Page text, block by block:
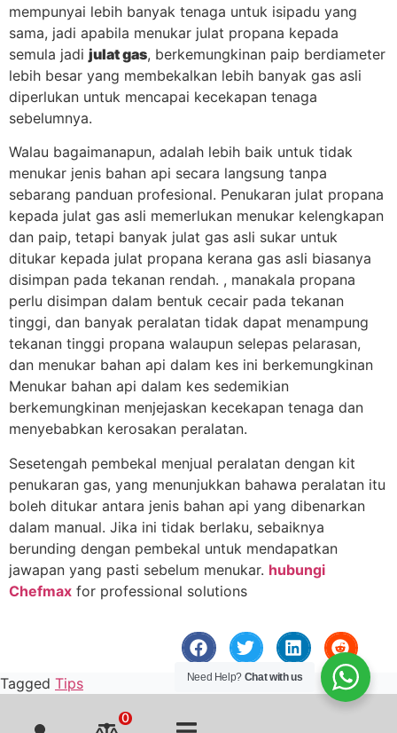
mempunyai lebih banyak tenaga untuk isipadu yang
sama, jadi apabila menukar julat propana kepada
semula jadi julat gas, berkemungkinan paip berdiameter
lebih besar yang membekalkan lebih banyak gas asli
diperlukan untuk mencapai kecekapan tenaga
sebelumnya.
Walau bagaimanapun, adalah lebih baik untuk tidak
menukar jenis bahan api secara langsung tanpa
sebarang panduan profesional. Penukaran julat propana
kepada julat gas asli memerlukan menukar kelengkapan
dan paip, tetapi banyak julat gas asli sukar untuk
ditukar kepada julat propana kerana gas asli biasanya
disimpan pada tekanan rendah. , manakala propana
perlu disimpan dalam bentuk cecair pada tekanan
tinggi, dan banyak peralatan tidak dapat menampung
tekanan tinggi propana walaupun selepas pelarasan,
dan menukar bahan api dalam kes ini berkemungkinan
Menukar bahan api dalam kes sedemikian
berkemungkinan menjejaskan kecekapan tenaga dan
menyebabkan kerosakan peralatan.
Sesetengah pembekal menjual peralatan dengan kit
penukaran gas, yang menunjukkan bahawa peralatan itu
boleh ditukar antara jenis bahan api yang dibenarkan
dalam manual. Jika ini tidak berlaku, sebaiknya
berunding dengan pembekal untuk mendapatkan
jawapan yang pasti sebelum menukar. hubungi
Chefmax for professional solutions
Tagged Tips
0
Need Help? Chat with us